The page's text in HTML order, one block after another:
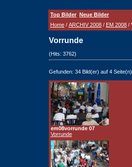
Top Bilder Neue Bilder
Home / ARCHIV 2008 / EM 2008 /
Vorrunde
(Hits: 3762)
Gefunden: 34 Bild(er) auf 4
em08vorrunde 07
Vorrunde